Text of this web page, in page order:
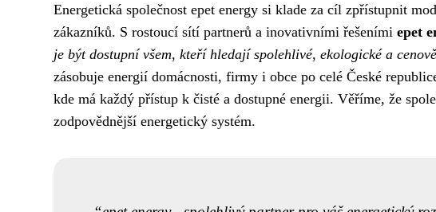
Energetická společnost epet energy si klade za cíl zpřístupnit
zákazníků. S rostoucí sítí partnerů a inovativními řešeními epet
je být dostupní všem, kteří hledají spolehlivé, ekologické a
zásobuje energií domácnosti, firmy i obce po celé České
kde má každý přístup k čisté a dostupné energii. Věříme, že
zodpovědnější energetický systém.